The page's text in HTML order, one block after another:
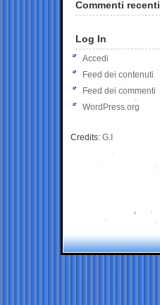
Commenti recenti
Log In
Accedi
Feed dei contenuti
Feed dei commenti
WordPress.org
Credits: G.I